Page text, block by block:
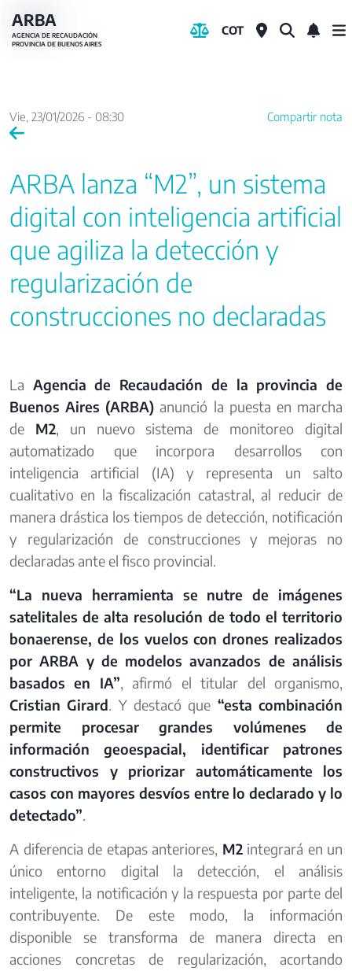
Pasar
al
ARBA
AGENCIA DE RECAUDACIÓN
PROVINCIA DE BUENOS AIRES
COT
Vie, 23/01/2026 - 08:30 Compartir nota
ARBA lanza “M2”, un sistema
digital con inteligencia artificial
que agiliza la detección y
regularización de
construcciones no declaradas
La Agencia de Recaudación de la provincia de
Buenos Aires (ARBA) anunció la puesta en marcha
de M2, un nuevo sistema de monitoreo digital
automatizado que incorpora desarrollos con
inteligencia artificial (IA) y representa un salto
cualitativo en la fiscalización catastral, al reducir de
manera drástica los tiempos de detección, notificación
y regularización de construcciones y mejoras no
declaradas ante el fisco provincial.
“La nueva herramienta se nutre de imágenes
satelitales de alta resolución de todo el territorio
bonaerense, de los vuelos con drones realizados
por ARBA y de modelos avanzados de análisis
basados en IA”, afirmó el titular del organismo,
Cristian Girard. Y destacó que “esta combinación
permite procesar grandes volúmenes de
información geoespacial, identificar patrones
constructivos y priorizar automáticamente los
casos con mayores desvíos entre lo declarado y lo
detectado”.
A diferencia de etapas anteriores, M2integrará en un
único entorno digital la detección, el análisis
inteligente, la notificación y la respuesta por parte del
contribuyente. De este modo, la información
disponible se transforma de manera directa en
acciones concretas de regularización, acortando